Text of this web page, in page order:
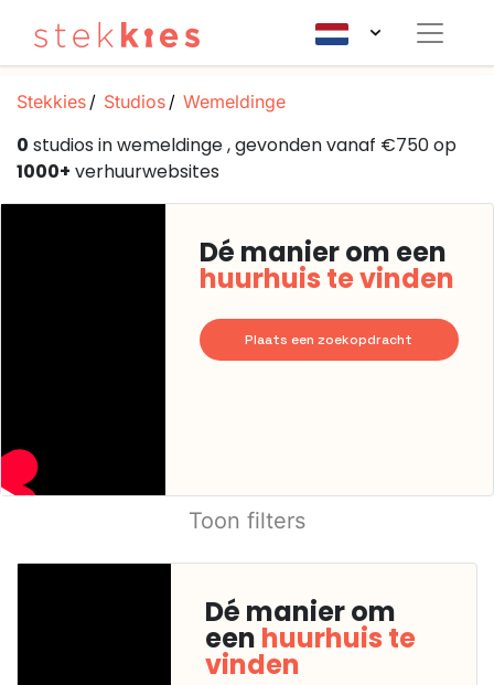
Stekkies Studios Wemeldinge
0 studios in wemeldinge , gevonden vanaf €750 op
1000+ verhuurwebsites
Dé manier om een
huurhuis te vinden
Plaats een zoekopdracht
Toon filters
Dé manier om
een huurhuis te
vinden